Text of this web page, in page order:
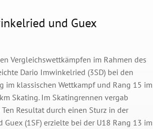
und Guex
Vergleichswettkämpfen im Rahmen des
Dario Imwinkelried (3SD) bei den
im klassischen Wettkampf und Rang 15 im
Skating. Im Skatingrennen vergab
Resultat durch einen Sturz in der
Guex (1SF) erzielte bei der U18 Rang 13 im